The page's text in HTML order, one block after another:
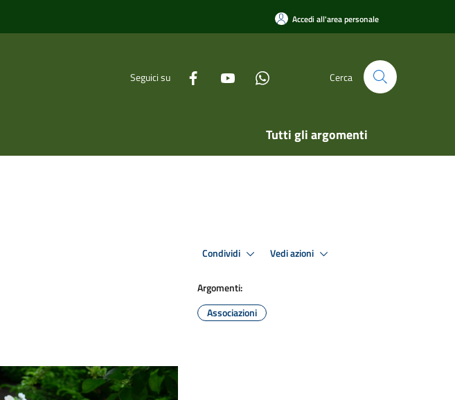
Accedi all'area personale
Seguici su Cerca
Tutti gli argomenti
Condividi Vedi azioni
Argomenti:
Associazioni